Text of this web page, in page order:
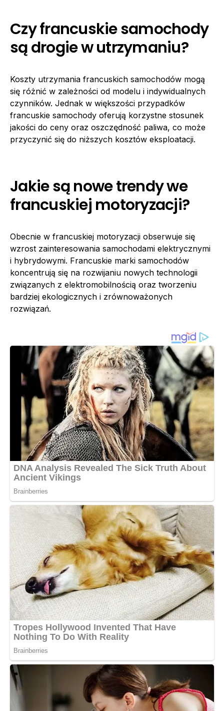
Czy francuskie samochody
są drogie w utrzymaniu?
Koszty utrzymania francuskich samochodów mogą
się różnić w zależności od modelu i indywidualnych
czynników. Jednak w większości przypadków
francuskie samochody oferują korzystne stosunek
jakości do ceny oraz oszczędność paliwa, co może
przyczynić się do niższych kosztów eksploatacji.
Jakie są nowe trendy we
francuskiej motoryzacji?
Obecnie w francuskiej motoryzacji obserwuje się
wzrost zainteresowania samochodami elektrycznymi
i hybrydowymi. Francuskie marki samochodów
koncentrują się na rozwijaniu nowych technologii
związanych z elektromobilnością oraz tworzeniu
bardziej ekologicznych i zrównoważonych
rozwiązań.